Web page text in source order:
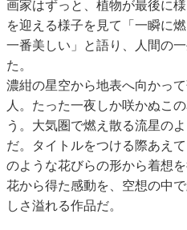
画家はずっと、植物が最後に
を迎える様子を見て「一瞬に
一番美しい」と語り、人間の
た。
濃紺の星空から地表へ向かっ
人。たった一夜しか咲かぬこ
う。大気圏で燃え散る流星の
だ。タイトルをつける際あえ
のような花びらの形から着想
花から得た感動を、空想の中
しさ溢れる作品だ。